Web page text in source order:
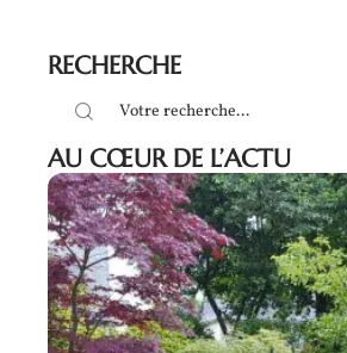
RECHERCHE
AU CŒUR DE L’ACTU